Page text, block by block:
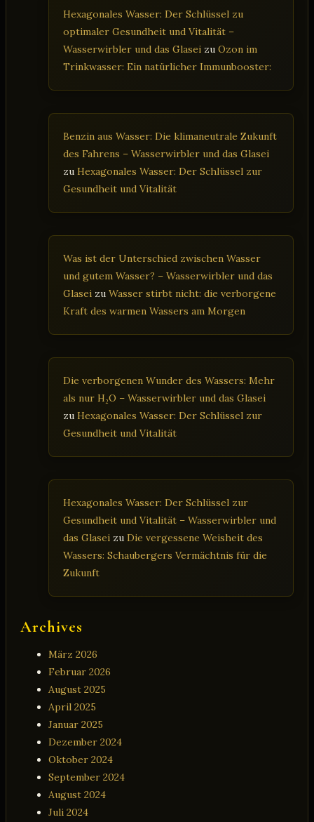
Hexagonales Wasser: Der Schlüssel zu
optimaler Gesundheit und Vitalität –
Wasserwirbler und das Glasei zu Ozon im
Trinkwasser: Ein natürlicher Immunbooster:
Benzin aus Wasser: Die klimaneutrale Zukunft
des Fahrens – Wasserwirbler und das Glasei
zu Hexagonales Wasser: Der Schlüssel zur
Gesundheit und Vitalität
Was ist der Unterschied zwischen Wasser
und gutem Wasser? – Wasserwirbler und das
Glasei zu Wasser stirbt nicht: die verborgene
Kraft des warmen Wassers am Morgen
Die verborgenen Wunder des Wassers: Mehr
als nur H₂O – Wasserwirbler und das Glasei
zu Hexagonales Wasser: Der Schlüssel zur
Gesundheit und Vitalität
Hexagonales Wasser: Der Schlüssel zur
Gesundheit und Vitalität – Wasserwirbler und
das Glasei zu Die vergessene Weisheit des
Wassers: Schaubergers Vermächtnis für die
Zukunft
Archives
März 2026
Februar 2026
August 2025
April 2025
Januar 2025
Dezember 2024
Oktober 2024
September 2024
August 2024
Juli 2024